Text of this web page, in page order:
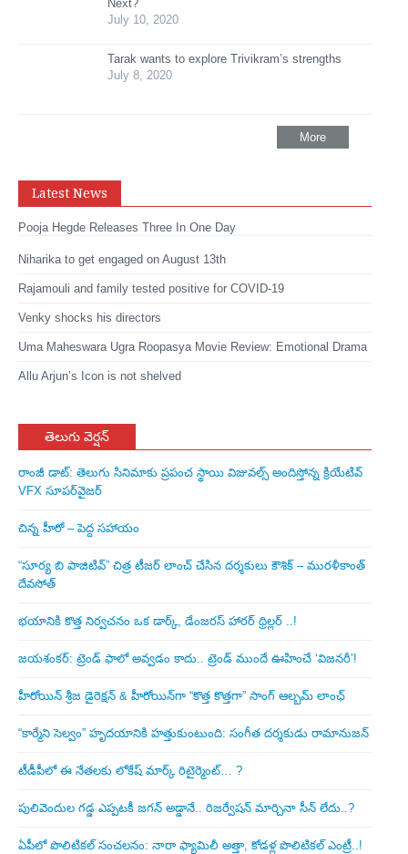
Next?
July 10, 2020
Tarak wants to explore Trivikram’s strengths
July 8, 2020
More
Latest News
Pooja Hegde Releases Three In One Day
Niharika to get engaged on August 13th
Rajamouli and family tested positive for COVID-19
Venky shocks his directors
Uma Maheswara Ugra Roopasya Movie Review: Emotional Drama
Allu Arjun’s Icon is not shelved
తెలుగు వెర్షన్
రాంజీ డాట్: తెలుగు సినిమాకు ప్రపంచ స్థాయి విజువల్స్ అందిస్తోన్న క్రియేటివ్
VFX సూపర్‌వైజర్
చిన్న హీరో – పెద్ద సహాయం
“సూర్య బి పాజిటివ్” చిత్ర టీజర్ లాంచ్ చేసిన‌ దర్శకులు కౌశిక్ – మురళీకాంత్
దేవసోత్
భయానికి కొత్త నిర్వచనం ఒక డార్క్, డేంజరస్ హారర్ థ్రిల్లర్ ..!
జయశంకర్: ట్రెండ్‌ ఫాలో అవ్వడం కాదు.. ట్రెండ్‌ ముందే ఊహించే ‘విజనరీ’!
హీరోయిన్ శ్రీజ డైరెక్ష‌న్ & హీరోయిన్‌గా “కొత్త కొత్తగా” సాంగ్ ఆల్బమ్ లాంఛ్
“కార్మేని సెల్వం” హృదయానికి హత్తుకుంటుంది: సంగీత దర్శకుడు రామానుజన్
టీడీపీలో ఈ నేత‌ల‌కు లోకేష్ మార్క్ రిటైర్మెంట్‌… ?
పులివెందుల గ‌డ్డ ఎప్ప‌ట‌కీ జ‌గ‌న్ అడ్డానే.. రిజ‌ర్వేష‌న్ మార్చినా సీన్ లేదు..?
ఏపీలో పొలిటిక‌ల్ సంచ‌ల‌నం: నారా ఫ్యామిలీ అత్తా, కోడ‌ళ్ల పొలిటికల్ ఎంట్రీ..!